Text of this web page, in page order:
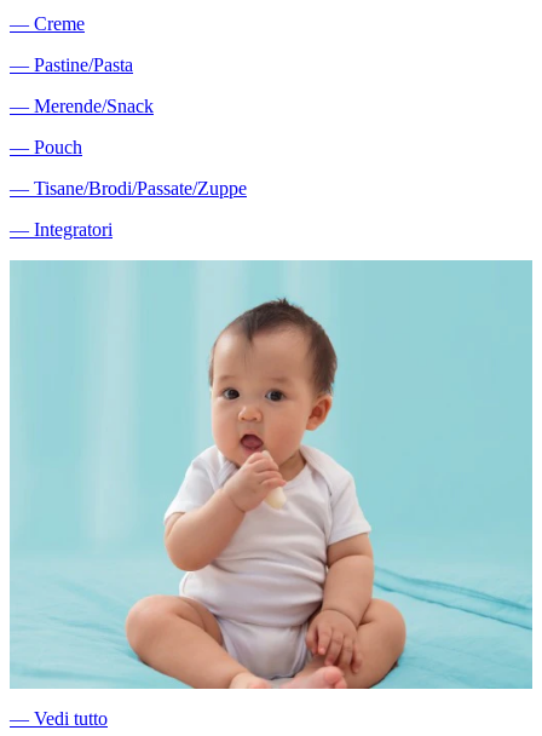
― Creme
― Pastine/Pasta
― Merende/Snack
― Pouch
― Tisane/Brodi/Passate/Zuppe
― Integratori
― Vedi tutto